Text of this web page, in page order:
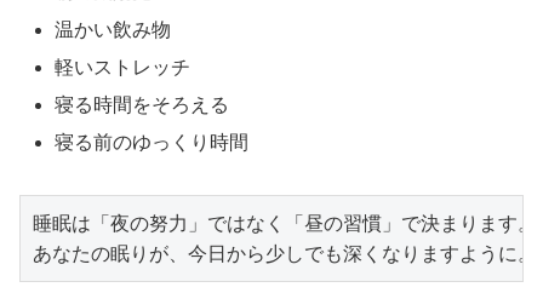
温かい飲み物
軽いストレッチ
寝る時間をそろえる
寝る前のゆっくり時間
睡眠は「夜の努力」ではなく「昼の習慣」で決まります。
あなたの眠りが、今日から少しでも深くなりますように。